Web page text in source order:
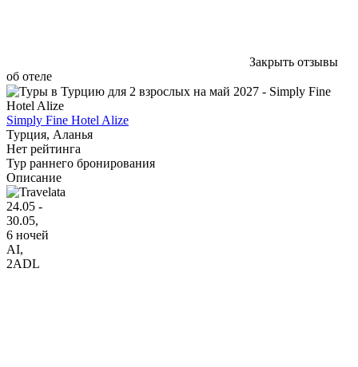
Закрыть отзывы
об отеле
Simply Fine Hotel Alize
Турция, Аланья
Нет рейтинга
Тур раннего бронирования
Описание
24.05 -
30.05,
6 ночей
AI,
2ADL